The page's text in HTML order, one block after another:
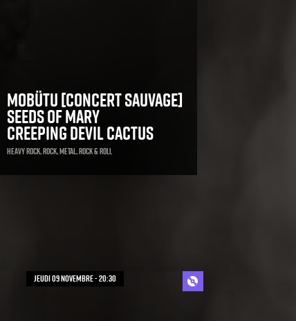
Mobütu [concert sauvage]
Seeds of mary
Creeping Devil Cactus
Heavy Rock, Rock, Metal, Rock & Roll
jeudi 09 novembre - 20:30